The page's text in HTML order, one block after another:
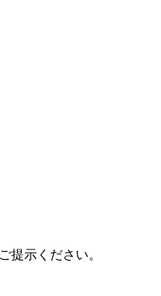
示ください。